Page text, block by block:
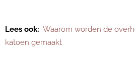
Lees ook: Waarom worden de
katoen gemaakt